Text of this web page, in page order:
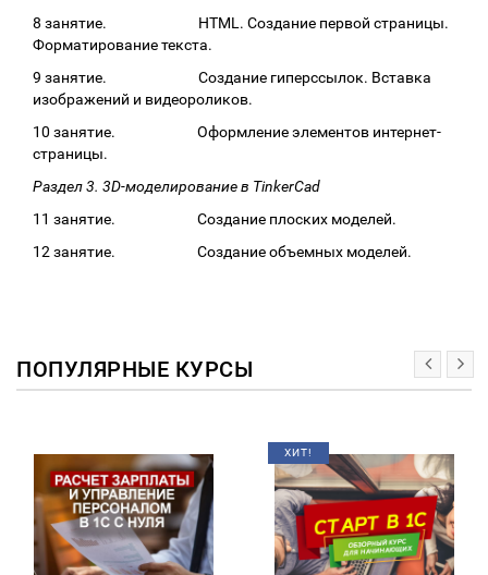
8 занятие. HTML. Создание первой страницы.
Форматирование текста.
9 занятие. Создание гиперссылок. Вставка
изображений и видеороликов.
10 занятие. Оформление элементов интернет-
страницы.
Раздел 3. 3D-моделирование в TinkerCad
11 занятие. Создание плоских моделей.
12 занятие. Создание объемных моделей.
ПОПУЛЯРНЫЕ КУРСЫ
ХИТ!